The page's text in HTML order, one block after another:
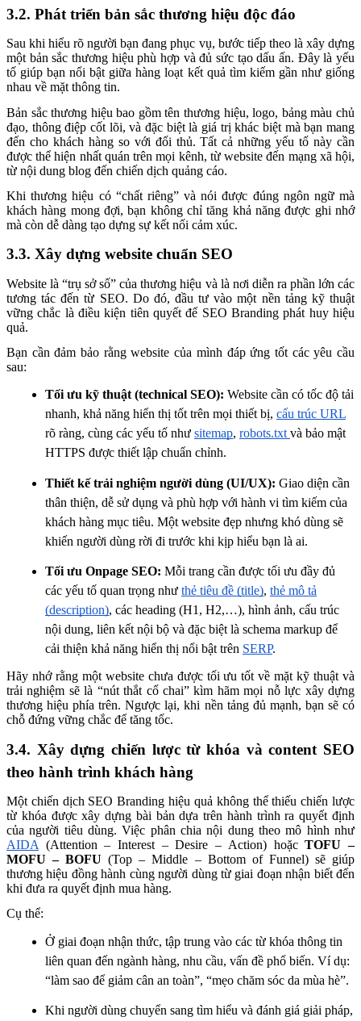
3.2. Phát triển bản sắc thương hiệu độc đáo
Sau khi hiểu rõ người bạn đang phục vụ, bước tiếp theo là xây dựng
một bản sắc thương hiệu phù hợp và đủ sức tạo dấu ấn. Đây là yếu
tố giúp bạn nổi bật giữa hàng loạt kết quả tìm kiếm gần như giống
nhau về mặt thông tin.
Bản sắc thương hiệu bao gồm tên thương hiệu, logo, bảng màu chủ
đạo, thông điệp cốt lõi, và đặc biệt là giá trị khác biệt mà bạn mang
đến cho khách hàng so với đối thủ. Tất cả những yếu tố này cần
được thể hiện nhất quán trên mọi kênh, từ website đến mạng xã hội,
từ nội dung blog đến chiến dịch quảng cáo.
Khi thương hiệu có “chất riêng” và nói được đúng ngôn ngữ mà
khách hàng mong đợi, bạn không chỉ tăng khả năng được ghi nhớ
mà còn dễ dàng tạo dựng sự kết nối cảm xúc.
3.3. Xây dựng website chuẩn SEO
Website là “trụ sở số” của thương hiệu và là nơi diễn ra phần lớn các
tương tác đến từ SEO. Do đó, đầu tư vào một nền tảng kỹ thuật
vững chắc là điều kiện tiên quyết để SEO Branding phát huy hiệu
quả.
Bạn cần đảm bảo rằng website của mình đáp ứng tốt các yêu cầu
sau:
Tối ưu kỹ thuật (technical SEO): Website cần có tốc độ tải
nhanh, khả năng hiển thị tốt trên mọi thiết bị, cấu trúc URL
rõ ràng, cùng các yếu tố như sitemap, robots.txt và bảo mật
HTTPS được thiết lập chuẩn chỉnh.
Thiết kế trải nghiệm người dùng (UI/UX): Giao diện cần
thân thiện, dễ sử dụng và phù hợp với hành vi tìm kiếm của
khách hàng mục tiêu. Một website đẹp nhưng khó dùng sẽ
khiến người dùng rời đi trước khi kịp hiểu bạn là ai.
Tối ưu Onpage SEO: Mỗi trang cần được tối ưu đầy đủ
các yếu tố quan trọng như thẻ tiêu đề (title), thẻ mô tả
(description), các heading (H1, H2,…), hình ảnh, cấu trúc
nội dung, liên kết nội bộ và đặc biệt là schema markup để
cải thiện khả năng hiển thị nổi bật trên SERP.
Hãy nhớ rằng một website chưa được tối ưu tốt về mặt kỹ thuật và
trải nghiệm sẽ là “nút thắt cổ chai” kìm hãm mọi nỗ lực xây dựng
thương hiệu phía trên. Ngược lại, khi nền tảng đủ mạnh, bạn sẽ có
chỗ đứng vững chắc để tăng tốc.
3.4. Xây dựng chiến lược từ khóa và content SEO
theo hành trình khách hàng
Một chiến dịch SEO Branding hiệu quả không thể thiếu chiến lược
từ khóa được xây dựng bài bản dựa trên hành trình ra quyết định
của người tiêu dùng. Việc phân chia nội dung theo mô hình như
AIDA (Attention – Interest – Desire – Action) hoặcTOFU –
MOFU – BOFU (Top – Middle – Bottom of Funnel) sẽ giúp
thương hiệu đồng hành cùng người dùng từ giai đoạn nhận biết đến
khi đưa ra quyết định mua hàng.
Cụ thể:
Ở giai đoạn nhận thức, tập trung vào các từ khóa thông tin
liên quan đến ngành hàng, nhu cầu, vấn đề phổ biến. Ví dụ:
“làm sao để giảm cân an toàn”, “mẹo chăm sóc da mùa hè”.
Khi người dùng chuyển sang tìm hiểu và đánh giá giải pháp,